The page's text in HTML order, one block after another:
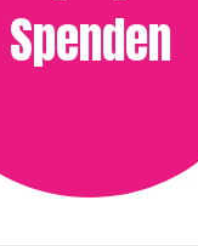
Spenden